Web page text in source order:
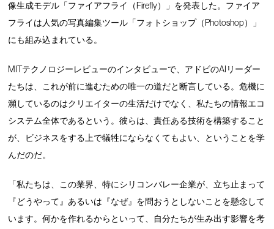
像生成モデル「ファイアフライ（Firefly）」を発表した。ファイア
フライは人気の写真編集ツール「フォトショップ（Photoshop）」
にも組み込まれている。
MITテクノロジーレビューのインタビューで、アドビのAIリーダー
たちは、これが前に進むための唯一の道だと断言している。危機に
瀕しているのはクリエイターの生活だけでなく、私たちの情報エコ
システム全体であるという。彼らは、責任ある技術を構築すること
が、ビジネスをする上で犠牲にならなくてもよい、ということを学
んだのだ。
「私たちは、この業界、特にシリコンバレー企業が、立ち止まって
『どうやって』あるいは『なぜ』を問おうとしないことを懸念して
います。何かを作れるからといって、自分たちが生み出す影響を考